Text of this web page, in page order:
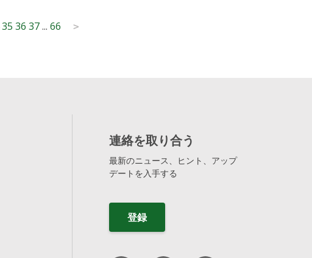
35 36 37 ... 66 >
連絡を取り合う
最新のニュース、ヒント、アップ
デートを入手する
登録